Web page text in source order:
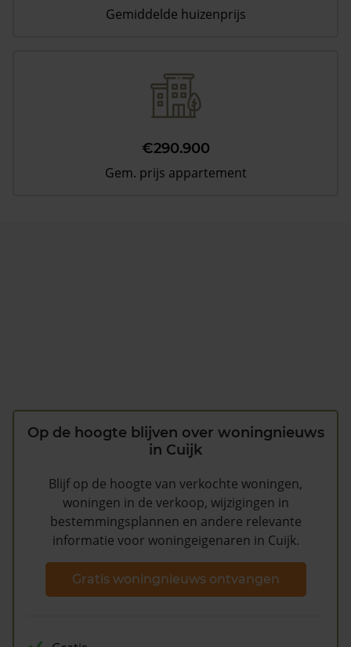
Gemiddelde huizenprijs
€290.900
Gem. prijs appartement
Op de hoogte blijven over woningnieuws
in Cuijk
Blijf op de hoogte van verkochte woningen,
woningen in de verkoop, wijzigingen in
bestemmingsplannen en andere relevante
informatie voor woningeigenaren in Cuijk.
Gratis woningnieuws ontvangen